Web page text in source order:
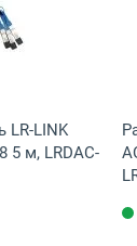
QSFP28-5m
PLUS -&gt;
товар:
LR-LINK
5 м, LRDAC-